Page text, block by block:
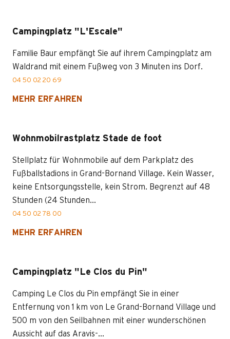
Campingplatz "L'Escale"
Familie Baur empfängt Sie auf ihrem Campingplatz am
Waldrand mit einem Fußweg von 3 Minuten ins Dorf.
04 50 02 20 69
MEHR ERFAHREN
Wohnmobilrastplatz Stade de foot
Stellplatz für Wohnmobile auf dem Parkplatz des
Fußballstadions in Grand-Bornand Village. Kein Wasser,
keine Entsorgungsstelle, kein Strom. Begrenzt auf 48
Stunden (24 Stunden...
04 50 02 78 00
MEHR ERFAHREN
Campingplatz "Le Clos du Pin"
Camping Le Clos du Pin empfängt Sie in einer
Entfernung von 1 km von Le Grand-Bornand Village und
500 m von den Seilbahnen mit einer wunderschönen
Aussicht auf das Aravis-...